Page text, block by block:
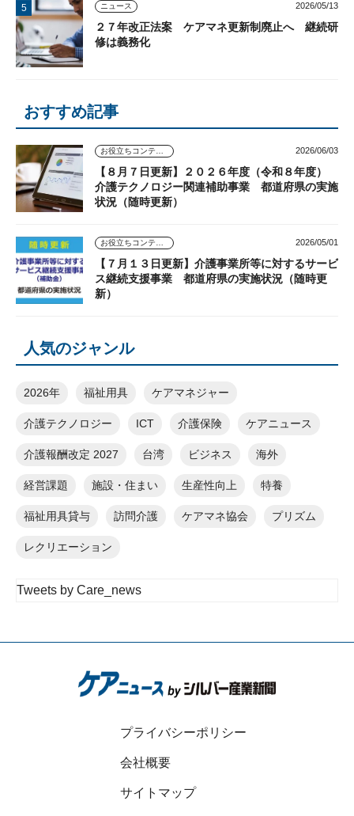
ニュース 2026/05/13
２７年改正法案 ケアマネ更新制廃止へ 継続研
修は義務化
おすすめ記事
お役立ちコンテンツ 2026/06/03
【８月７日更新】２０２６年度（令和８年度）
介護テクノロジー関連補助事業 都道府県の実施
状況（随時更新）
お役立ちコンテンツ 2026/05/01
【７月１３日更新】介護事業所等に対するサービ
ス継続支援事業 都道府県の実施状況（随時更
新）
人気のジャンル
2026年 福祉用具 ケアマネジャー
介護テクノロジー ICT 介護保険 ケアニュース
介護報酬改定 2027 台湾 ビジネス 海外
経営課題 施設・住まい 生産性向上 特養
福祉用具貸与 訪問介護 ケアマネ協会 プリズム
レクリエーション
Tweets by Care_news
プライバシーポリシー
会社概要
サイトマップ